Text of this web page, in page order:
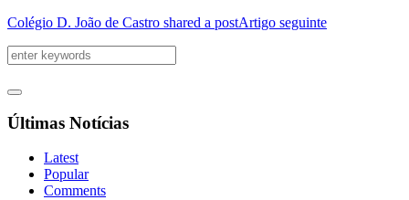
Colégio D. João de Castro shared a postArtigo seguinte
Últimas Notícias
Latest
Popular
Comments